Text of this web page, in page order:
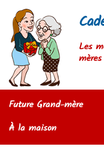
Les
mères
Future Grand-mère
À la maison